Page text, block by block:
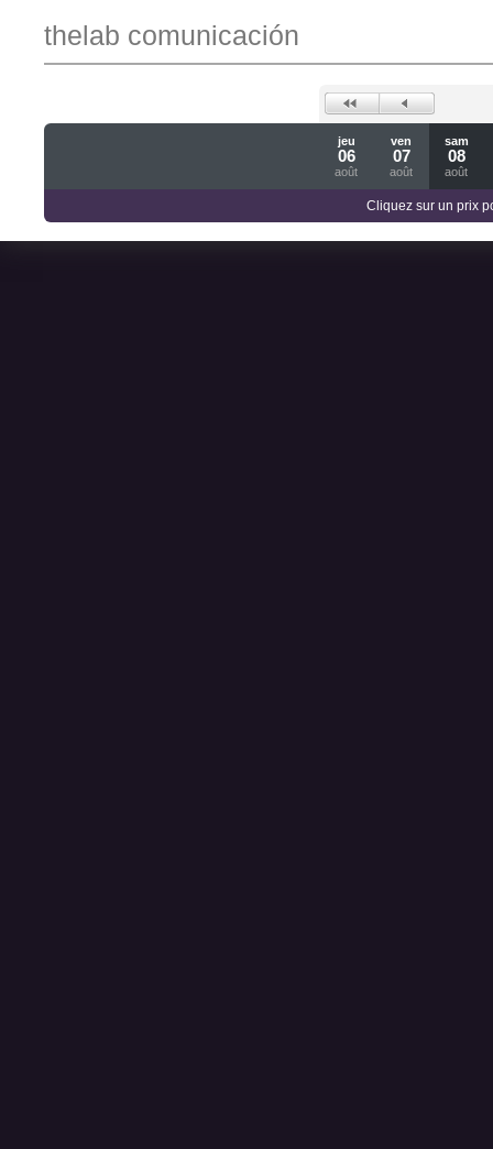
thelab comunicación
jeu
06
août
ven
07
août
sam
08
août
Cliquez sur un prix